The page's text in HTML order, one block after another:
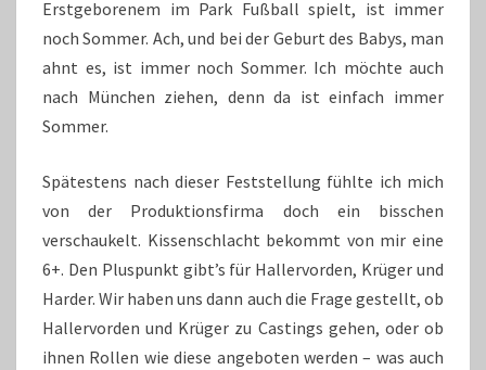
Erstgeborenem im Park Fußball spielt, ist immer
noch Sommer. Ach, und bei der Geburt des Babys, man
ahnt es, ist immer noch Sommer. Ich möchte auch
nach München ziehen, denn da ist einfach immer
Sommer.
Spätestens nach dieser Feststellung fühlte ich mich
von der Produktionsfirma doch ein bisschen
verschaukelt. Kissenschlacht bekommt von mir eine
6+. Den Pluspunkt gibt’s für Hallervorden, Krüger und
Harder. Wir haben uns dann auch die Frage gestellt, ob
Hallervorden und Krüger zu Castings gehen, oder ob
ihnen Rollen wie diese angeboten werden – was auch